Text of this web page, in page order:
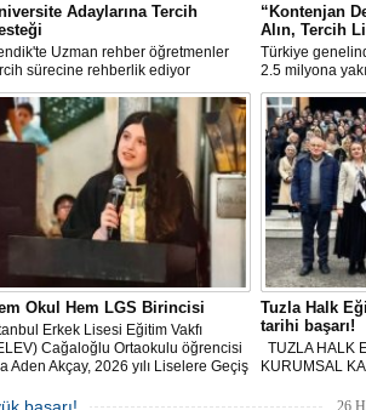
Adaylarına Tercih
Uzman rehber öğretmenler
sürecine rehberlik ediyor
“Kontenjan
Alın, Tercih
Türkiye
2.5 milyona
haftası yaklaştı.
Okul Hem LGS Birincisi
Erkek Lisesi Eğitim Vakfı
Cağaloğlu Ortaokulu öğrencisi
Aden Akçay, 2026 yılı Liselere Geçiş
tüm soruları eksiksiz
Tuzla Halk
tarihi başarı!
TUZLA HALK
KURUMSAL
TÜRKİYE
26